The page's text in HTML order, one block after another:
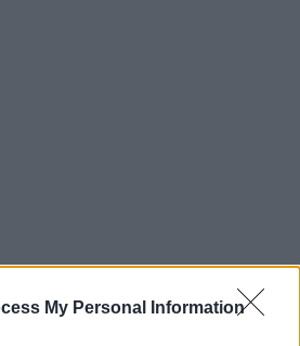
My Personal Information